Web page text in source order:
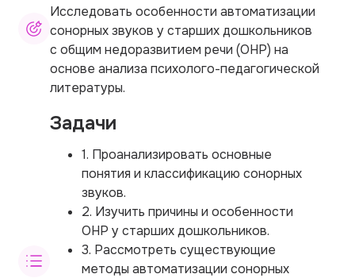
Исследовать особенности автоматизации
сонорных звуков у старших дошкольников
с общим недоразвитием речи (ОНР) на
основе анализа психолого-педагогической
литературы.
Задачи
1. Проанализировать основные
понятия и классификацию сонорных
звуков.
2. Изучить причины и особенности
ОНР у старших дошкольников.
3. Рассмотреть существующие
методы автоматизации сонорных